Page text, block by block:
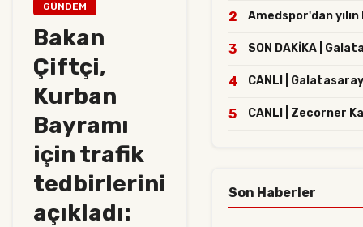
GÜNDEM
Bakan
Çiftçi,
Kurban
Bayramı
için trafik
tedbirlerini
açıkladı:
2 Amedspor'dan
3 SON DAKİKA |
4 CANLI |
5 CANLI | Zecorner
Son Haberler